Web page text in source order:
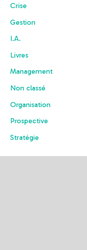
Crise
Gestion
I.A.
Livres
Management
Non classé
Organisation
Prospective
Stratégie